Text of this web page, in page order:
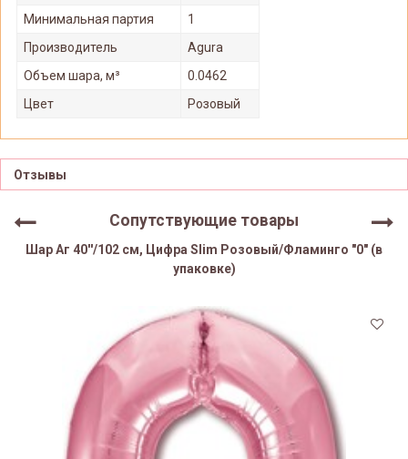
Минимальная партия
1
Производитель
Agura
Объем шара, м³
0.0462
Цвет
Розовый
Отзывы
Сопутствующие товары
Шар Аг 40''/102 см, Цифра Slim Розовый/Фламинго "0" (в
упаковке)